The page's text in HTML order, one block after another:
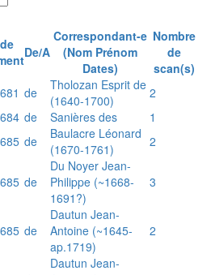
De/A
Correspondant-e
(Nom Prénom
Dates)
Nombre
de
scan(s)
de
Tholozan Esprit de
(1640-1700)
2
de Sanières des
1
de
Baulacre Léonard
(1670-1761)
2
de
Du Noyer Jean-
Philippe (~1668-
1691?)
3
de
Dautun Jean-
Antoine (~1645-
ap.1719)
2
Dautun Jean-